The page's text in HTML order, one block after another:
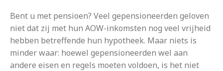
Bent u met pensioen? Veel gepensioneerden geloven
niet dat zij met hun AOW-inkomsten nog veel vrijheid
hebben betreffende hun hypotheek. Maar niets is
minder waar: hoewel gepensioneerden wel aan
andere eisen en regels moeten voldoen, is het niet